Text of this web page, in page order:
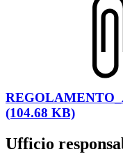
(104.68 KB)
Ufficio